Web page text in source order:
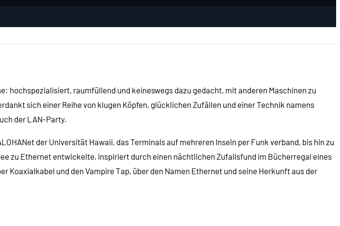
hochspezialisiert, raumfüllend und keineswegs dazu gedacht, mit anderen Maschinen zu
sich einer Reihe von klugen Köpfen, glücklichen Zufällen und einer Technik namens
der LAN-Party.
der Universität Hawaii, das Terminals auf mehreren Inseln per Funk verband, bis hin zu
zu Ethernet entwickelte, inspiriert durch einen nächtlichen Zufallsfund im Bücherregal eines
Koaxialkabel und den Vampire Tap, über den Namen Ethernet und seine Herkunft aus der